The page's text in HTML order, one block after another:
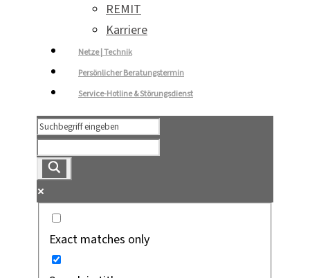
REMIT
Karriere
Netze | Technik
Persönlicher Beratungstermin
Service-Hotline & Störungsdienst
Exact matches only